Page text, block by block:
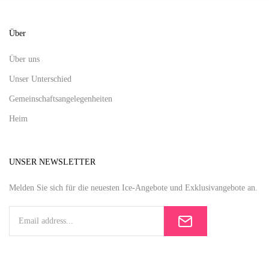
Über
Über uns
Unser Unterschied
Gemeinschaftsangelegenheiten
Heim
UNSER NEWSLETTER
Melden Sie sich für die neuesten Ice-Angebote und Exklusivangebote an.